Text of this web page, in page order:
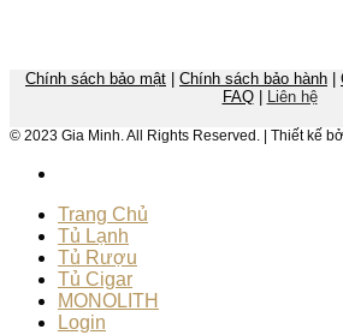
Chính sách bảo mật Chính sách bảo hành
FAQ| Liên hệ
© 2023 Gia Minh. All Rights Reserved. | Thiết kế
Trang Chủ
Tủ Lạnh
Tủ Rượu
Tủ Cigar
MONOLITH
Login